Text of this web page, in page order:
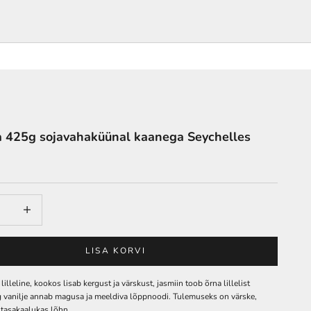
425g sojavahaküünal kaanega Seychelles
LISA KORVI
kookos lisab kergust ja värskust, jasmiin toob õrna lillelist
annab magusa ja meeldiva lõppnoodi. Tulemuseks on värske,